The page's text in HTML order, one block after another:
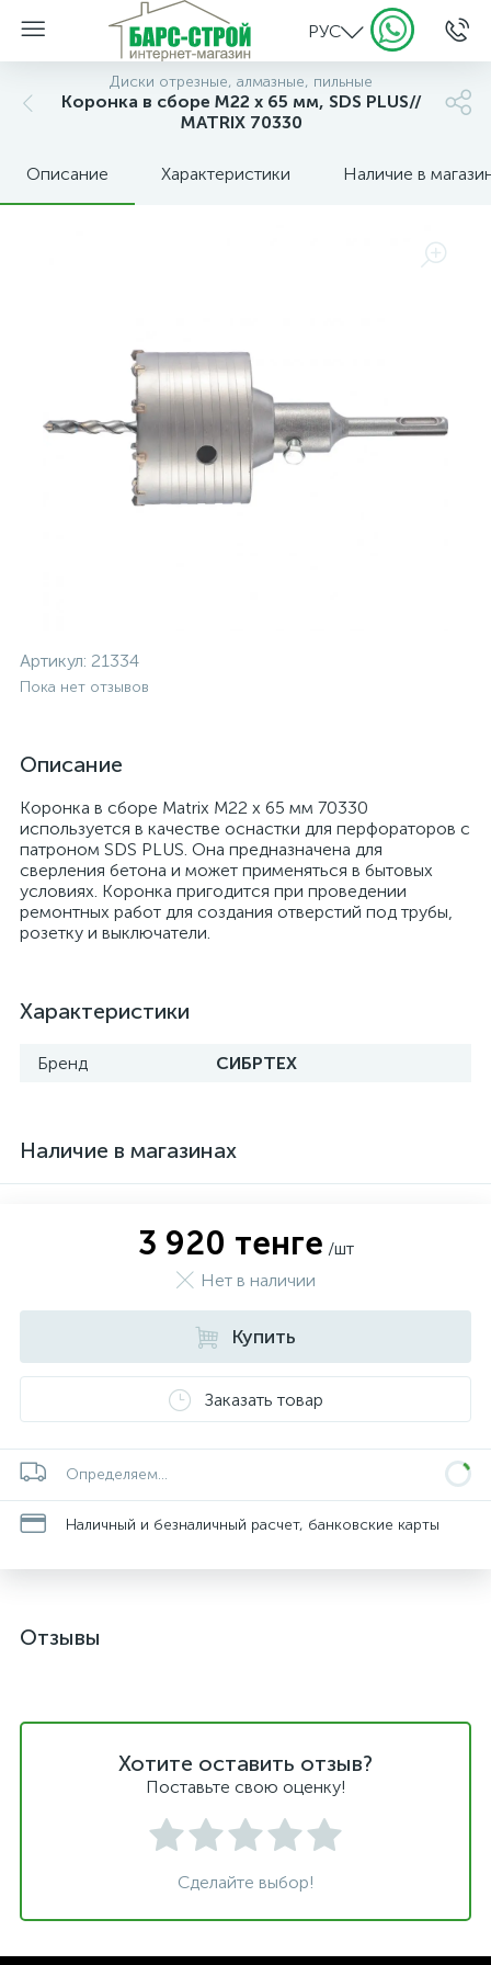
РУС
Диски отрезные, алмазные, пильные
Коронка в сборе М22 х 65 мм, SDS PLUS//
MATRIX 70330
Описание Характеристики Наличие в
Артикул: 21334
Пока нет отзывов
Описание
Коронка в сборе Matrix М22 х 65 мм 70330
используется в качестве оснастки для перфораторов с
патроном SDS PLUS. Она предназначена для
сверления бетона и может применяться в бытовых
условиях. Коронка пригодится при проведении
ремонтных работ для создания отверстий под трубы,
розетку и выключатели.
Характеристики
Бренд СИБРТЕХ
Наличие в магазинах
3 920 тенге /шт
Нет в наличии
Купить
Заказать товар
Определяем...
Наличный и безналичный расчет, банковские карты
Отзывы
Хотите оставить отзыв?
Поставьте свою оценку!
Сделайте выбор!